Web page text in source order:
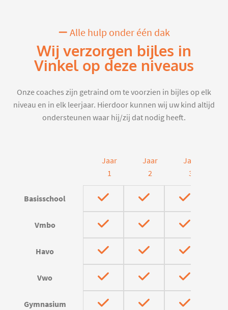
Alle hulp onder één dak
Wij verzorgen bijles in
Vinkel op deze niveaus
Onze coaches zijn getraind om te voorzien in bijles op elk
niveau en in elk leerjaar. Hierdoor kunnen wij uw kind altijd
ondersteunen waar hij/zij dat nodig heeft.
Jaar
1
Jaar
2
Jaar
3
Basisschool
Vmbo
Havo
Vwo
Gymnasium